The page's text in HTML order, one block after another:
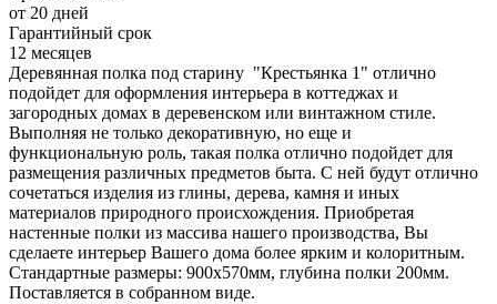
от 20 дней
Гарантийный срок
12 месяцев
Деревянная полка под старину "Крестьянка 1" отлично
подойдет для оформления интерьера в коттеджах и
загородных домах в деревенском или винтажном стиле.
Выполняя не только декоративную, но еще и
функциональную роль, такая полка отлично подойдет для
размещения различных предметов быта. С ней будут отлично
сочетаться изделия из глины, дерева, камня и иных
материалов природного происхождения. Приобретая
настенные полки из массива нашего производства, Вы
сделаете интерьер Вашего дома более ярким и колоритным.
Стандартные размеры: 900х570мм, глубина полки 200мм.
Поставляется в собранном виде.